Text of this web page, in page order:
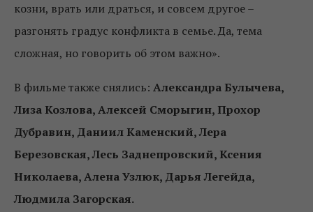
козни, врать или драться, и совсем другое –
разгонять градус конфликта в семье. Да, тема
сложная, но говорить об этом важно».
В фильме также снялись: Александра Булычева,
Лиза Козлова, Алексей Сморыгин, Прохор
Дубравин, Даниил Каменский, Лера
Березовская, Лесь Заднепровский, Ксения
Николаева, Алена Узлюк, Дарья Легейда,
Людмила Загорская.